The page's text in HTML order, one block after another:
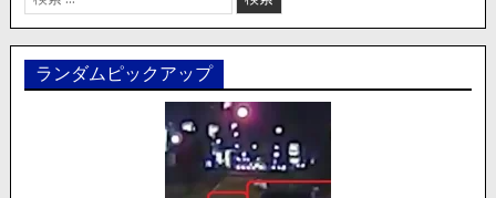
索:
ランダムピックアップ